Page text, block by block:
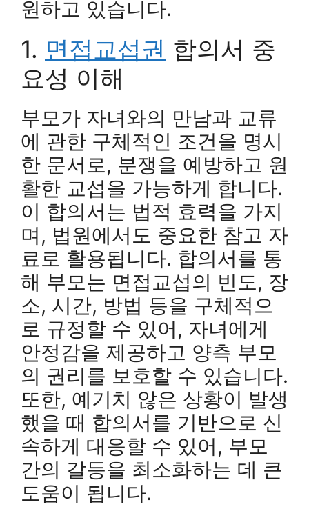
원하고 있습니다.
1. 면접교섭권 합의서 중
요성 이해
부모가 자녀와의 만남과 교류
에 관한 구체적인 조건을 명시
한 문서로, 분쟁을 예방하고 원
활한 교섭을 가능하게 합니다.
이 합의서는 법적 효력을 가지
며, 법원에서도 중요한 참고 자
료로 활용됩니다. 합의서를 통
해 부모는 면접교섭의 빈도, 장
소, 시간, 방법 등을 구체적으
로 규정할 수 있어, 자녀에게
안정감을 제공하고 양측 부모
의 권리를 보호할 수 있습니다.
또한, 예기치 않은 상황이 발생
했을 때 합의서를 기반으로 신
속하게 대응할 수 있어, 부모
간의 갈등을 최소화하는 데 큰
도움이 됩니다.